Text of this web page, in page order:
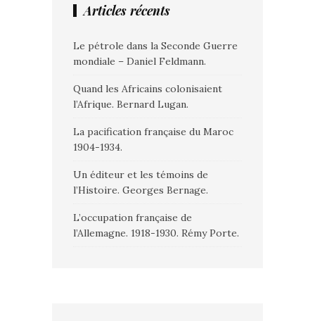
Articles récents
Le pétrole dans la Seconde Guerre
mondiale – Daniel Feldmann.
Quand les Africains colonisaient
l’Afrique. Bernard Lugan.
La pacification française du Maroc
1904-1934.
Un éditeur et les témoins de
l’Histoire. Georges Bernage.
L’occupation française de
l’Allemagne. 1918-1930. Rémy Porte.